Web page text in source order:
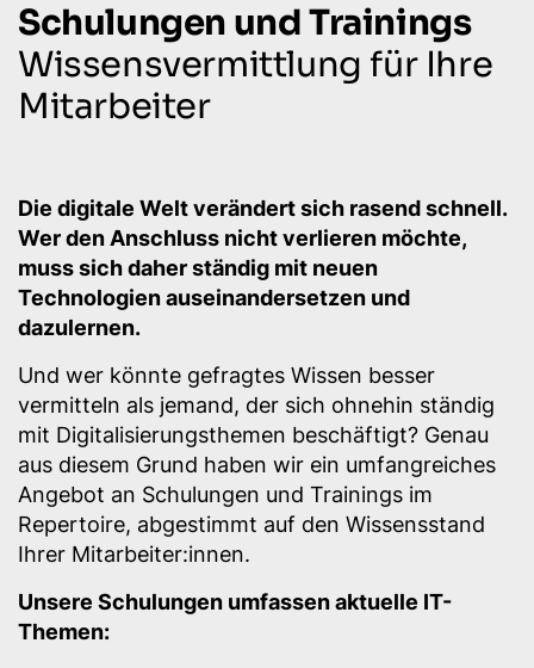
Schulungen und Trainings
Wissensvermittlung für Ihre
Mitarbeiter
Die digitale Welt verändert sich rasend schnell.
Wer den Anschluss nicht verlieren möchte,
muss sich daher ständig mit neuen
Technologien auseinandersetzen und
dazulernen.
Und wer könnte gefragtes Wissen besser
vermitteln als jemand, der sich ohnehin ständig
mit Digitalisierungsthemen beschäftigt? Genau
aus diesem Grund haben wir ein umfangreiches
Angebot an Schulungen und Trainings im
Repertoire, abgestimmt auf den Wissensstand
Ihrer Mitarbeiter:innen.
Unsere Schulungen umfassen aktuelle IT-
Themen: